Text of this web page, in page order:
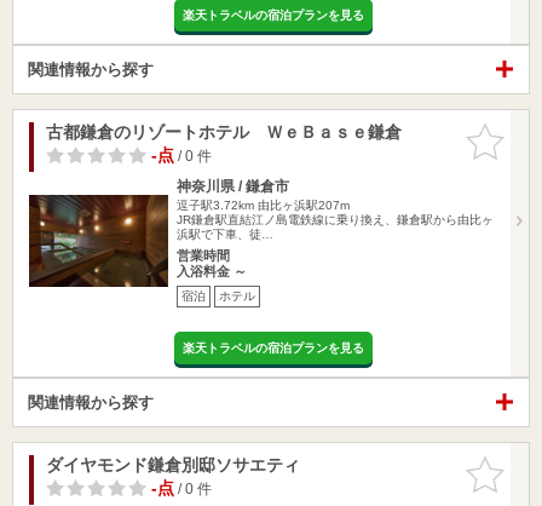
楽天トラベルの宿泊プランを見る
関連情報から探す
お気に入
りに追加
古都鎌倉のリゾートホテル ＷｅＢａｓｅ鎌倉
-点/ 0 件
神奈川県 / 鎌倉市
逗子駅3.72km 由比ヶ浜駅207m
JR鎌倉駅直結江ノ島電鉄線に乗り換え、鎌倉駅から由比ヶ
浜駅で下車、徒…
営業時間
入浴料金 ～
宿泊 ホテル
楽天トラベルの宿泊プランを見る
関連情報から探す
お気に入
りに追加
ダイヤモンド鎌倉別邸ソサエティ
-点/ 0 件